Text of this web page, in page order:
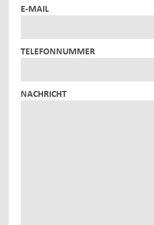
E-MAIL
TELEFONNUMMER
NACHRICHT